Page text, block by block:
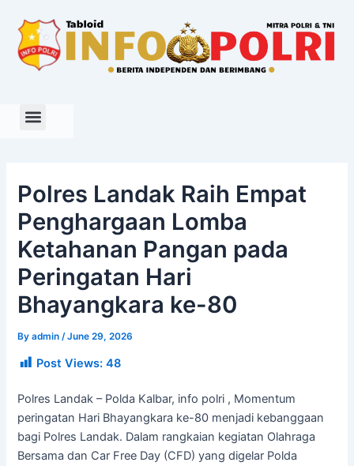
content
Polres Landak Raih Empat
Penghargaan Lomba
Ketahanan Pangan pada
Peringatan Hari
Bhayangkara ke-80
Byadmin/June 29, 2026
Post Views: 48
Polres Landak – Polda Kalbar, info polri , Momentum
peringatan Hari Bhayangkara ke-80 menjadi kebanggaan
bagi Polres Landak. Dalam rangkaian kegiatan Olahraga
Bersama dan Car Free Day (CFD) yang digelar Polda